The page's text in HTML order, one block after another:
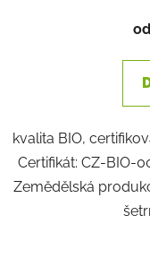
od
kvalita BIO,
Certifikát: CZ-BIO-
Zemědělská